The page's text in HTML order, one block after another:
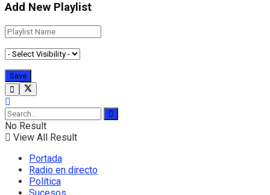
Add New Playlist
No Result
View All Result
Portada
Radio en directo
Política
Sucesos